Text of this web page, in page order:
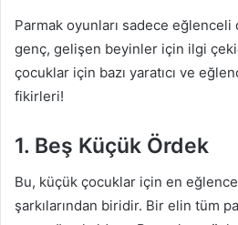
Parmak oyunları sadece eğlenceli
genç, gelişen beyinler için ilgi
çocuklar için bazı yaratıcı ve
fikirleri!
1. Beş Küçük Ördek
Bu, küçük çocuklar için en
şarkılarından biridir. Bir elin tüm